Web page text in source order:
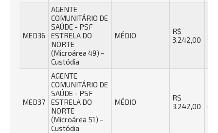
MED36
AGENTE
COMUNITÁRIO DE
SAÚDE - PSF
ESTRELA DO
NORTE
(Microárea 49) -
Custódia
MÉDIO
R$
3.242,00
MED37
AGENTE
COMUNITÁRIO DE
SAÚDE - PSF
ESTRELA DO
NORTE
(Microárea 51) -
Custódia
MÉDIO
R$
3.242,00